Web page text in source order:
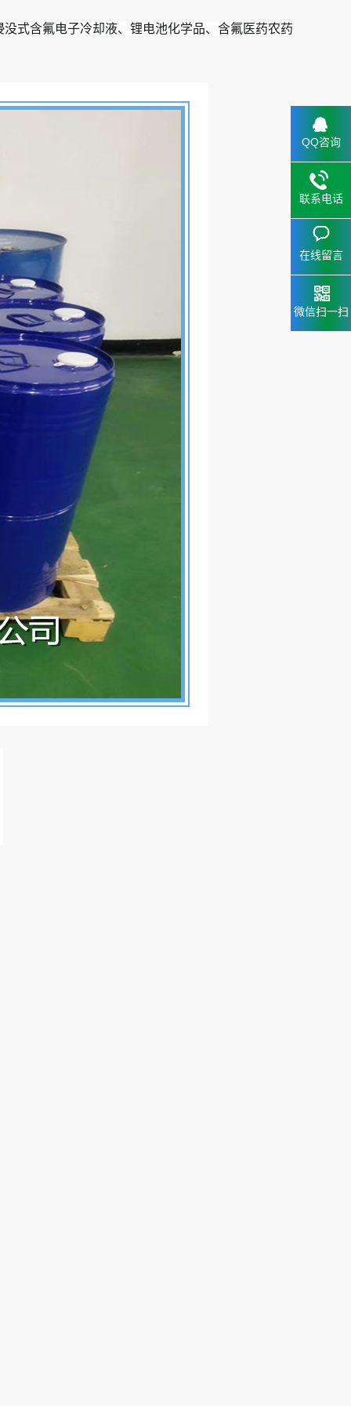
式含氟电子冷却液、锂电池化学品、含氟医药农药
QQ咨询
联系电话
在线留言
微信扫一扫